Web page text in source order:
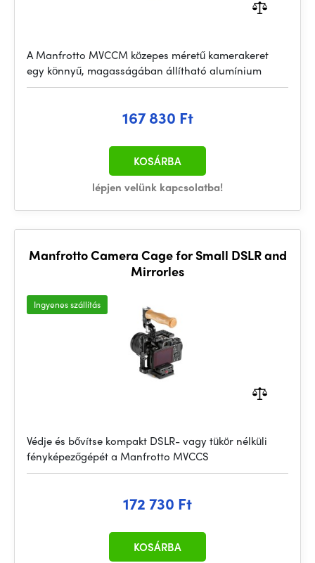
A Manfrotto MVCCM közepes méretű kamerakeret
egy könnyű, magasságában állítható alumínium
167 830 Ft
lépjen velünk kapcsolatba!
KOSÁRBA
Manfrotto Camera Cage for Small DSLR and
Mirrorles
Ingyenes szállítás
Védje és bővítse kompakt DSLR- vagy tükör nélküli
fényképezőgépét a Manfrotto MVCCS
172 730 Ft
KOSÁRBA